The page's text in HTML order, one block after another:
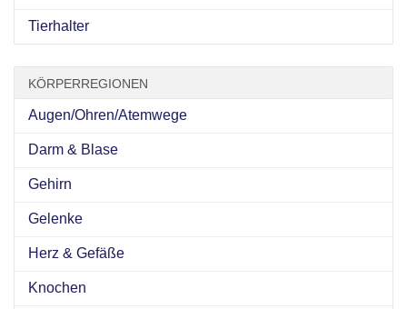
Tierhalter
KÖRPERREGIONEN
Augen/Ohren/Atemwege
Darm & Blase
Gehirn
Gelenke
Herz & Gefäße
Knochen